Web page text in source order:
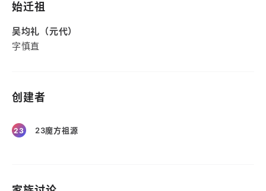
始迁祖
吴均礼（元代）
字慎直
创建者
23 23魔方祖源